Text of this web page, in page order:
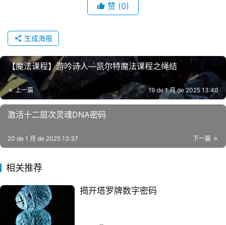
赞 (0)
生成海报
【魔法课程】游吟诗人—凯尔特魔法课程之绳结
上一篇 19 de 1 月 de 2025 13:40
激活十二层次灵魂DNA密码
下一篇
20 de 1 月 de 2025 13:37
相关推荐
揭开塔罗牌数字密码